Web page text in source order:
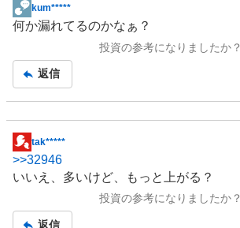
掲
示
事
kum*****
何か漏れてるのかなぁ？
投資の参考になりましたか？
返信
掲
示
板
tak*****
>>32946
いいえ、多いけど、もっと上がる？
投資の参考になりましたか？
返信